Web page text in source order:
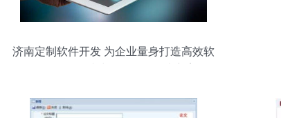
济南定制软件开发 为企业量身打造高效软